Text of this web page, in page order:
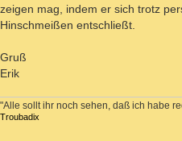
zeigen mag, indem er sich trotz
Hinschmeißen entschließt.
Gruß
Erik
"Alle sollt ihr noch sehen, daß ich habe
Troubadix